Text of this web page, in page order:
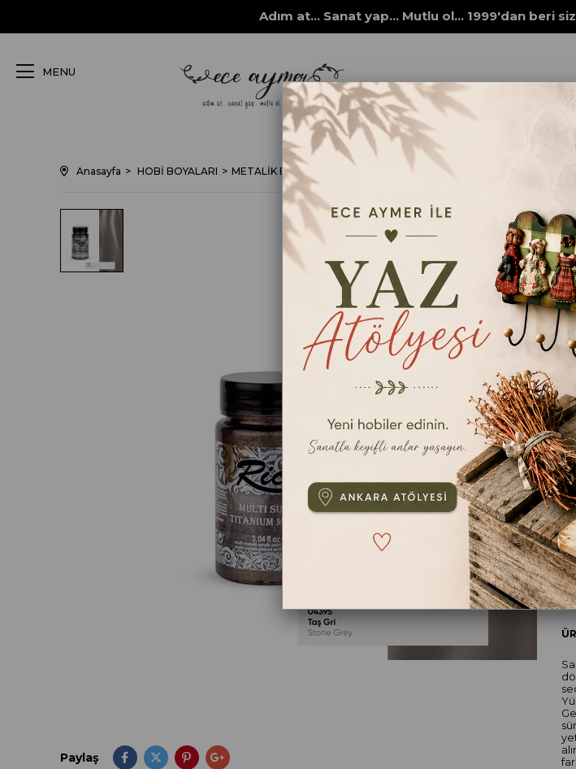
Adım at... Sanat yap... Mutlu ol... 1999'dan beri
MENU
Anasayfa HOBİ BOYALARI METALİK BOYALAR MULTİ TİTANYUM METALİK 2542 TAŞ GRİ
Paylaş